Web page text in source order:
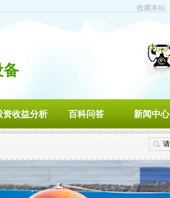
收藏本站
备
资收益分析 百科问答 新闻中心